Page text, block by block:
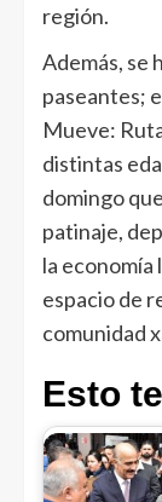
región.
Además, se
paseantes;
Mueve:
distintas
domingo
patinaje,
la economía
espacio de
comunidad
Esto